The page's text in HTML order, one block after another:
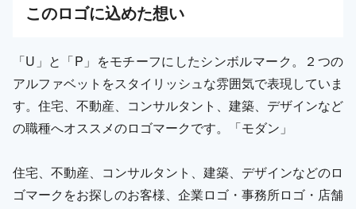
このロゴに込めた想い
「U」と「P」をモチーフにしたシンボルマーク。２つの
アルファベットをスタイリッシュな雰囲気で表現していま
す。住宅、不動産、コンサルタント、建築、デザインなど
の職種へオススメのロゴマークです。「モダン」
住宅、不動産、コンサルタント、建築、デザインなどのロ
ゴマークをお探しのお客様、企業ロゴ・事務所ロゴ・店舗